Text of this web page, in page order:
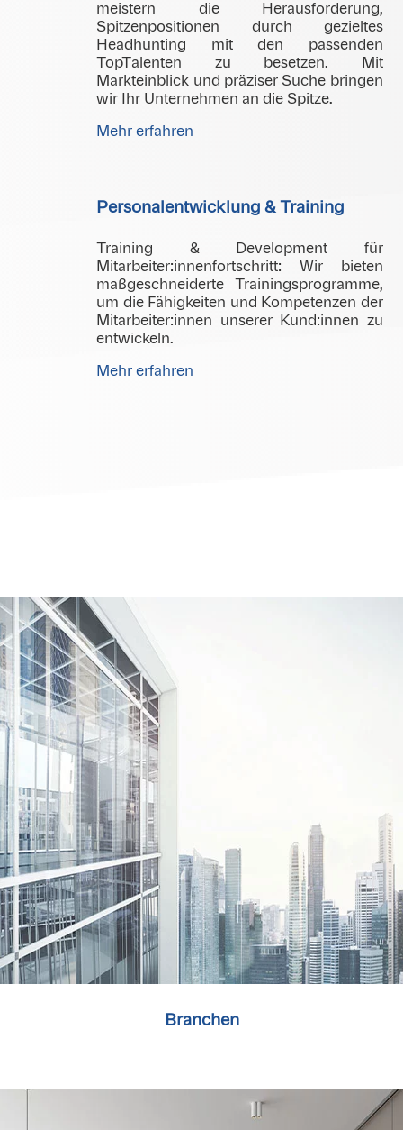
meistern die Herausforderung,
Spitzenpositionen durch gezieltes
Headhunting mit den passenden
TopTalenten zu besetzen. Mit
Markteinblick und präziser Suche bringen
wir Ihr Unternehmen an die Spitze.
Mehr erfahren
Personalentwicklung & Training
Training & Development für
Mitarbeiter:innenfortschritt: Wir bieten
maßgeschneiderte Trainingsprogramme,
um die Fähigkeiten und Kompetenzen der
Mitarbeiter:innen unserer Kund:innen zu
entwickeln.
Mehr erfahren
Branchen